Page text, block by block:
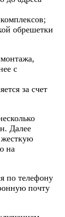
обрешетки
с
за счет
Далее
жесткую
на
по телефону
почту